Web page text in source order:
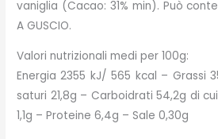
vaniglia (Cacao: 31% min). Può
A GUSCIO.
Valori nutrizionali medi per 100g:
Energia 2355 kJ/ 565 kcal – Grassi
saturi 21,8g – Carboidrati 54,2g di
1,1g – Proteine 6,4g – Sale 0,30g